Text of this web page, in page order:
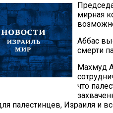
мирная
Аббас
смерти
Махмуд
что
палестинцев, Израиля и